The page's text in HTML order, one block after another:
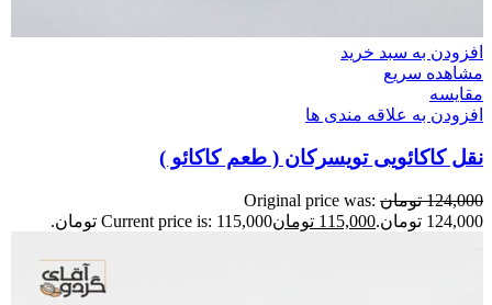
افزودن به سبد خرید
مشاهده سریع
مقایسه
افزودن به علاقه مندی ها
نقل کاکائویی تویسرکان ( طعم کاکائو )
124,000 تومان Original price was:
124,000 تومان.
115,000 تومانCurrent price is: 115,000 تومان.